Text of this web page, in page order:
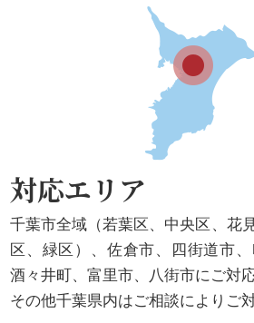
対応エリア
千葉市全域（若葉区、中央区、花
区、緑区）、佐倉市、四街道市、
酒々井町、富里市、八街市にご対
その他千葉県内はご相談によりご